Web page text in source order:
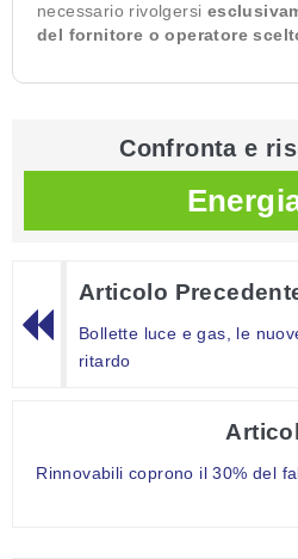
necessario rivolgersi
del fornitore o operatore
Confronta e
Articolo
Bollette luce e gas, le
ritardo
Rinnovabili coprono il 30% del